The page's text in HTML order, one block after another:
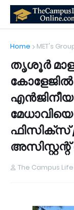
Home MET's
തൃശൂർ മാള
കോളേജിൽ
ഫിസിക്സ് /
The Campus